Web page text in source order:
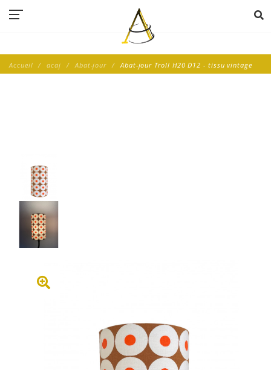
Accueil acaj Abat-jour Abat-jour Troll H20 D12 - tissu vintage